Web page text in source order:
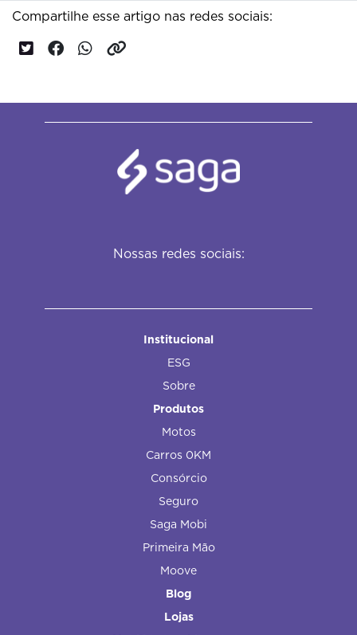
Compartilhe esse artigo nas redes sociais:
Nossas redes sociais:
Institucional
ESG
Sobre
Produtos
Motos
Carros 0KM
Consórcio
Seguro
Saga Mobi
Primeira Mão
Moove
Blog
Lojas